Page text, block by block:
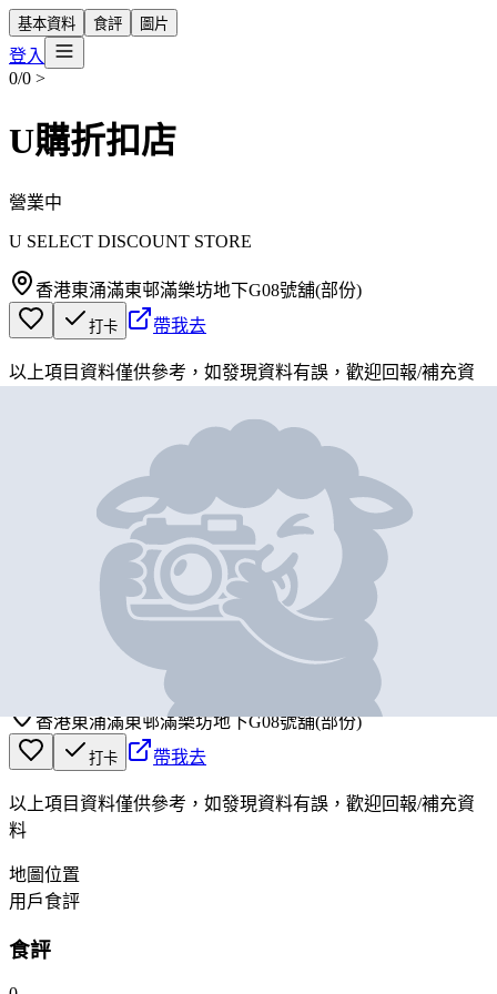
基本資料 食評 圖片
登入
0/0 >
U購折扣店
營業中
U SELECT DISCOUNT STORE
香港東涌滿東邨滿樂坊地下G08號舖(部份)
打卡 帶我去
以上項目資料僅供參考，如發現資料有誤，歡迎回報/補充資
U購折扣店
U SELECT DISCOUNT STORE
香港東涌滿東邨滿樂坊地下G08號舖(部份)
打卡 帶我去
以上項目資料僅供參考，如發現資料有誤，歡迎回報/補充資
料
地圖位置
用戶食評
食評